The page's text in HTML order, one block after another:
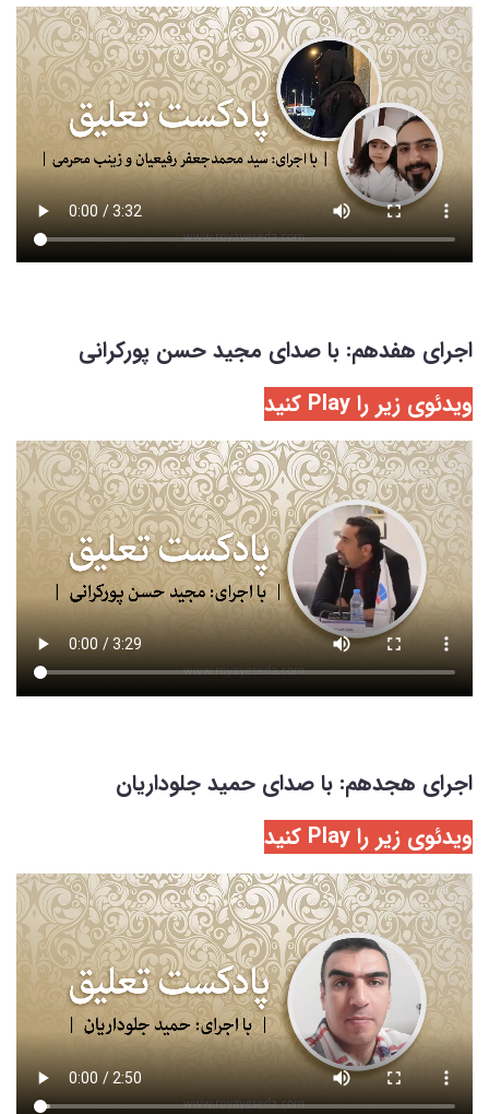
اجرای هفدهم: با صدای مجید حسن پورکرانی
ویدئوی زیر را Play کنید
اجرای هجدهم: با صدای حمید جلوداریان
ویدئوی زیر را Play کنید